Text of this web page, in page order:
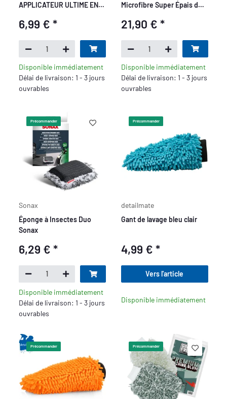
APPLICATEUR ULTIME EN
d'application, 12x9x4,5cm
6,99 €*
Disponible immédiatement
Délai de livraison: 1 - 3 jours
ouvrables
Microfibre Super Épais de
21,90 € *
Disponible immédiatement
Délai de livraison: 1 - 3 jours
ouvrables
Précommander
Sonax
Éponge à Insectes Duo
Sonax
6,29 €*
Disponible immédiatement
Délai de livraison: 1 - 3 jours
ouvrables
Précommander
detailmate
Gant de lavage bleu clair
4,99 € *
Vers l'article
Disponible immédiatement
Précommander Précommander